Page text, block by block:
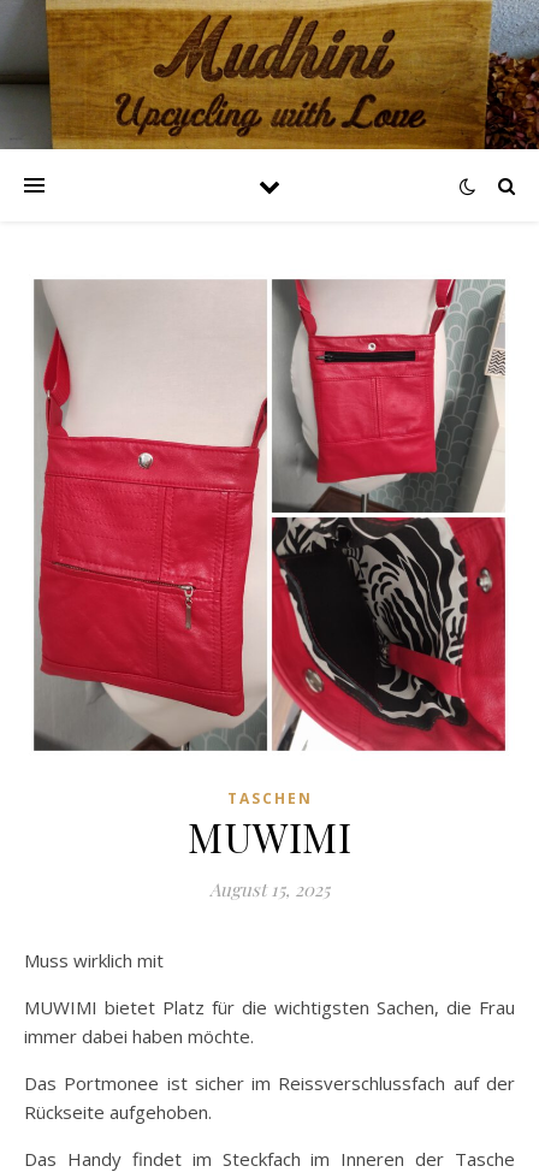
TASCHEN
MUWIMI
August 15, 2025
Muss wirklich mit
MUWIMI bietet Platz für die wichtigsten Sachen, die Frau
immer dabei haben möchte.
Das Portmonee ist sicher im Reissverschlussfach auf der
Rückseite aufgehoben.
Das Handy findet im Steckfach im Inneren der Tasche